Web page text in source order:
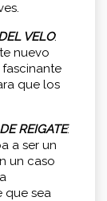
VELO:
nuevo
fascinante
que los
REIGATE:
a ser un
un caso
que sea